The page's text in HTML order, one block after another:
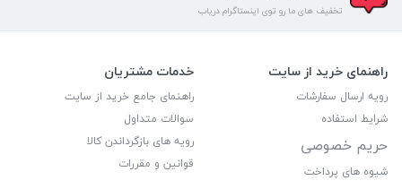
تخفیف های ما رو توی اینستاگرام دریاب
راهنمای خرید از سایت
رویه ارسال سفارشات
شرایط استفاده
حریم خصوصی
شیوه های پرداخت
خدمات مشتریان
راهنمای جامع خرید از سایت
سوالات متداول
رویه های بازگرداندن کالا
قوانین و مقررات